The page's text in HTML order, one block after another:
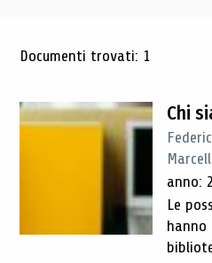
Risultati di
Documenti trovati: 1
Chi
anno:
Le